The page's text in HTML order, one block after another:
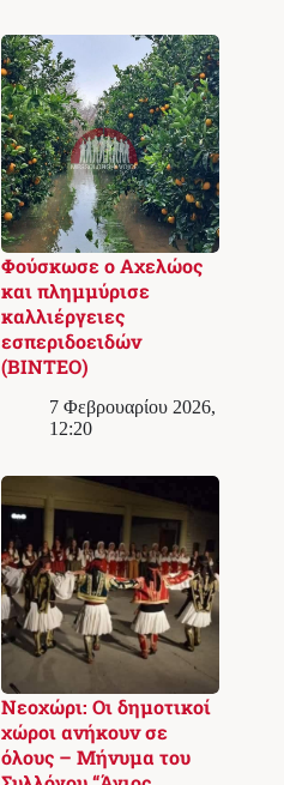
Φούσκωσε ο Αχελώος
και πλημμύρισε
καλλιέργειες
εσπεριδοειδών
(ΒΙΝΤΕΟ)
7 Φεβρουαρίου 2026,
12:20
Νεοχώρι: Οι δημοτικοί
χώροι ανήκουν σε
όλους – Μήνυμα του